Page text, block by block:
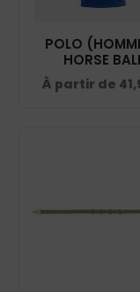
POLO
HORSE
À partir de